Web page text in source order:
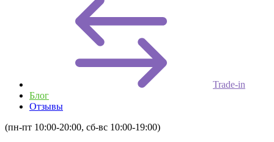
Trade-in
Блог
Отзывы
(пн-пт 10:00-20:00, сб-вс 10:00-19:00)